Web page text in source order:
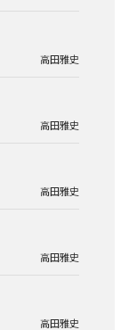
高田雅史
高田雅史
高田雅史
高田雅史
高田雅史